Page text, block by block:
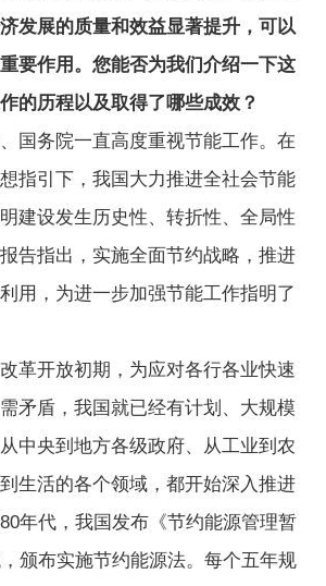
发展的质量和效益显著提升，可以
要作用。您能否为我们介绍一下这
的历程以及取得了哪些成效？
国务院一直高度重视节能工作。在
指引下，我国大力推进全社会节能
建设发生历史性、转折性、全局性
告指出，实施全面节约战略，推进
用，为进一步加强节能工作指明了
革开放初期，为应对各行各业快速
矛盾，我国就已经有计划、大规模
中央到地方各级政府、从工业到农
生活的各个领域，都开始深入推进
年代，我国发布《节约能源管理暂
颁布实施节约能源法。每个五年规